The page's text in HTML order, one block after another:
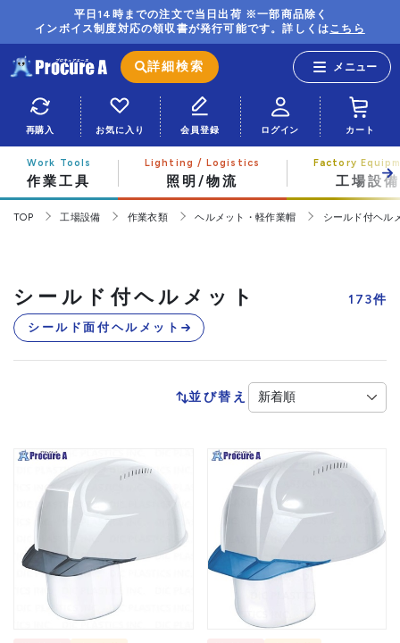
平日14時までの注文で当日出荷 ※一部商品除く
インボイス制度対応の領収書が発行可能です。詳しくはこちら
詳細検索
再購入 お気に入り 会員登録 ログイン カート
作業工具 照明/物流 工場設備
TOP 工場設備 作業衣類 ヘルメット・軽作業帽 シールド付ヘル
シールド付ヘルメット 173件
シールド面付ヘルメット
並び替え